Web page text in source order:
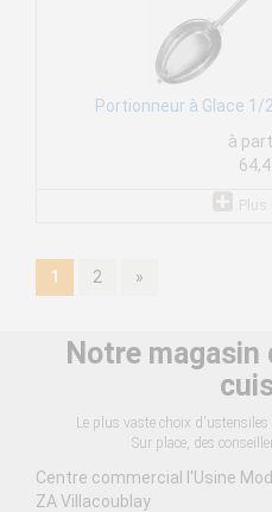
Portionneur à Glace 1/
à
1 2 »
Notre
Le plus vaste choix
Sur place, des
Centre commercial l'Usine
ZA Villacoublay